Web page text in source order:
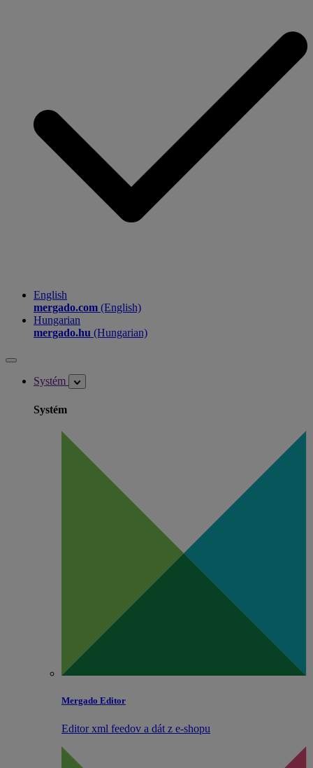
English
mergado.com (English)
Hungarian
mergado.hu (Hungarian)
Systém
Systém
Mergado Editor
Editor xml feedov a dát z e‑shopu